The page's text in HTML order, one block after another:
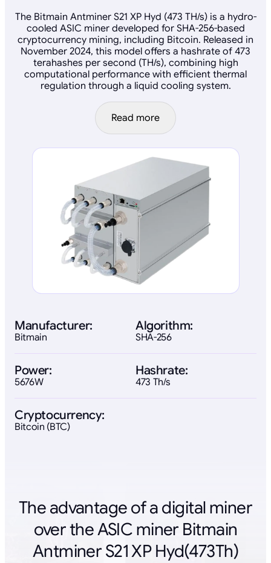
The Bitmain Antminer S21 XP Hyd (473 TH/s) is a hydro-
cooled ASIC miner developed for SHA-256-based
cryptocurrency mining, including Bitcoin. Released in
November 2024, this model offers a hashrate of 473
terahashes per second (TH/s), combining high
computational performance with efficient thermal
regulation through a liquid cooling system.
Read more
Manufacturer:
Bitmain
Algorithm:
SHA-256
Power:
5676W
Hashrate:
473 Th/s
Cryptocurrency:
Bitcoin (BTC)
The advantage of a digital miner
over the ASIC miner Bitmain
Antminer S21 XP Hyd(473Th)